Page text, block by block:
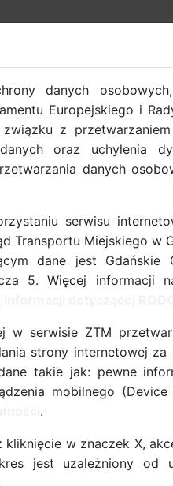
Unię
,
w
Trwa
danych
Europejskiego i
z przetwarzaniem
oraz uchylenia
danych
serwisu
Transportu Miejskiego w
dane jest Gdańskie
5. Więcej informacji
w serwisie ZTM
strony internetowej za
takie jak: pewne
mobilnego (Device
.
w znaczek X,
jest uzależniony od